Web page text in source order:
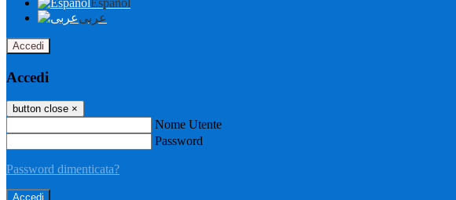
Español
عربى
Accedi
Accedi
button close ×
Nome Utente
Password
Password dimenticata?